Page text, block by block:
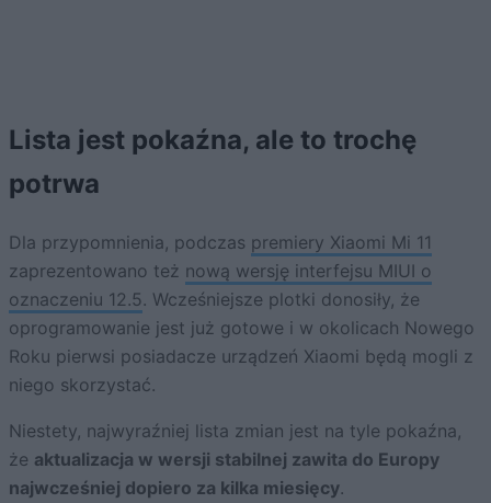
Lista jest pokaźna, ale to trochę
potrwa
Dla przypomnienia, podczas premiery Xiaomi Mi 11
zaprezentowano też nową wersję interfejsu MIUI o
oznaczeniu 12.5. Wcześniejsze plotki donosiły, że
oprogramowanie jest już gotowe i w okolicach Nowego
Roku pierwsi posiadacze urządzeń Xiaomi będą mogli z
niego skorzystać.
Niestety, najwyraźniej lista zmian jest na tyle pokaźna,
że aktualizacja w wersji stabilnej zawita do Europy
najwcześniej dopiero za kilka miesięcy.